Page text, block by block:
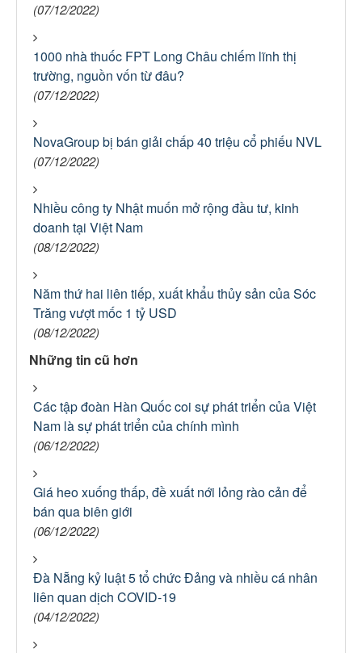
(07/12/2022)
1000 nhà thuốc FPT Long Châu chiếm lĩnh thị
trường, nguồn vốn từ đâu?
(07/12/2022)
NovaGroup bị bán giải chấp 40 triệu cổ phiếu NVL
(07/12/2022)
Nhiều công ty Nhật muốn mở rộng đầu tư, kinh
doanh tại Việt Nam
(08/12/2022)
Năm thứ hai liên tiếp, xuất khẩu thủy sản của Sóc
Trăng vượt mốc 1 tỷ USD
(08/12/2022)
Những tin cũ hơn
Các tập đoàn Hàn Quốc coi sự phát triển của Việt
Nam là sự phát triển của chính mình
(06/12/2022)
Giá heo xuống thấp, đề xuất nới lỏng rào cản để
bán qua biên giới
(06/12/2022)
Đà Nẵng kỷ luật 5 tổ chức Đảng và nhiều cá nhân
liên quan dịch COVID-19
(04/12/2022)